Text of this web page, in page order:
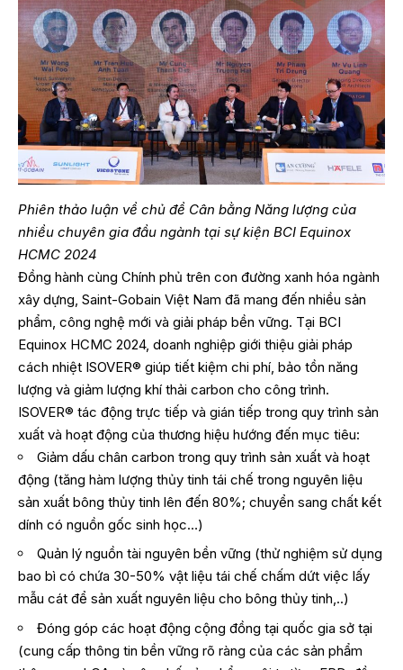
Phiên thảo luận về chủ đề Cân bằng Năng lượng của
nhiều chuyên gia đầu ngành tại sự kiện BCI Equinox
HCMC 2024
Đồng hành cùng Chính phủ trên con đường xanh hóa ngành
xây dựng, Saint-Gobain Việt Nam đã mang đến nhiều sản
phẩm, công nghệ mới và giải pháp bền vững. Tại BCI
Equinox HCMC 2024, doanh nghiệp giới thiệu giải pháp
cách nhiệt ISOVER® giúp tiết kiệm chi phí, bảo tồn năng
lượng và giảm lượng khí thải carbon cho công trình.
ISOVER® tác động trực tiếp và gián tiếp trong quy trình sản
xuất và hoạt động của thương hiệu hướng đến mục tiêu:
Giảm dấu chân carbon trong quy trình sản xuất và hoạt
động (tăng hàm lượng thủy tinh tái chế trong nguyên liệu
sản xuất bông thủy tinh lên đến 80%; chuyển sang chất kết
dính có nguồn gốc sinh học…)
Quản lý nguồn tài nguyên bền vững (thử nghiệm sử dụng
bao bì có chứa 30-50% vật liệu tái chế chấm dứt việc lấy
mẫu cát để sản xuất nguyên liệu cho bông thủy tinh,..)
Đóng góp các hoạt động cộng đồng tại quốc gia sở tại
(cung cấp thông tin bền vững rõ ràng của các sản phẩm